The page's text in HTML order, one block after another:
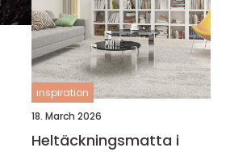
inspiration
18. March 2026
Heltäckningsmatta i